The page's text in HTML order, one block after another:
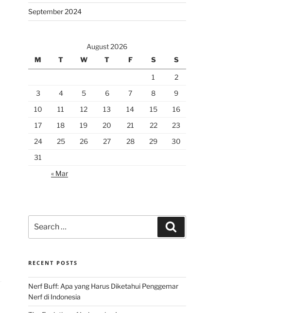
September 2024
August 2026
M
T W T F S S
1
2
3
4 5 6 7 8
9
10
11 12 13 14 15
16
17
18 19 20 21 22
23
24
25 26 27 28 29
30
31
« Mar
for:
RECENT POSTS
Nerf Buff: Apa yang Harus Diketahui Penggemar
Nerf di Indonesia